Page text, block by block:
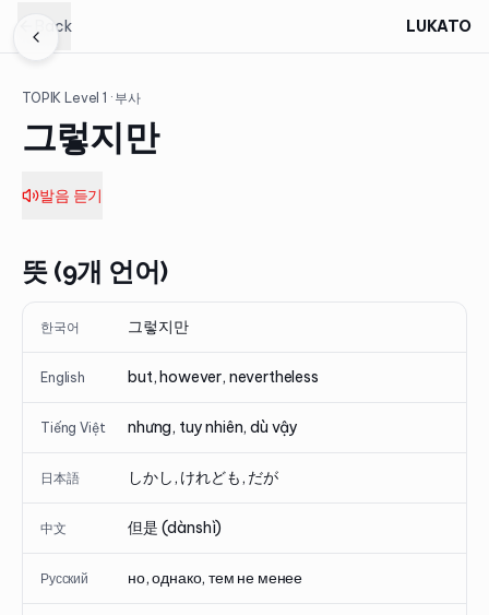
Back LUKATO
TOPIK Level1 · 부사
그렇지만
발음 듣기
뜻 (9개 언어)
한국어 그렇지만
English but, however, nevertheless
Tiếng Việt nhưng, tuy nhiên, dù vậy
日本語 しかし, けれども, だが
中文 但是 (dànshì)
Русский но, однако, тем не менее